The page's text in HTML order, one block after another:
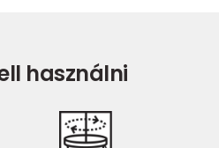
használni